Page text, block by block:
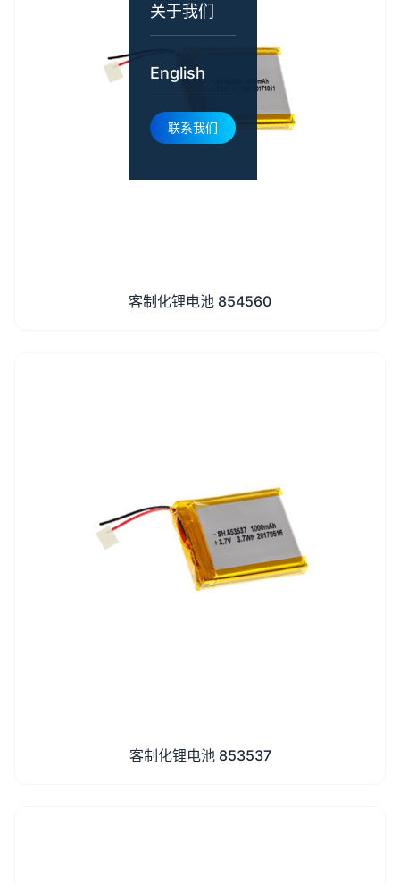
关于我们
English
联系我们
客制化锂电池 854560
客制化锂电池 853537